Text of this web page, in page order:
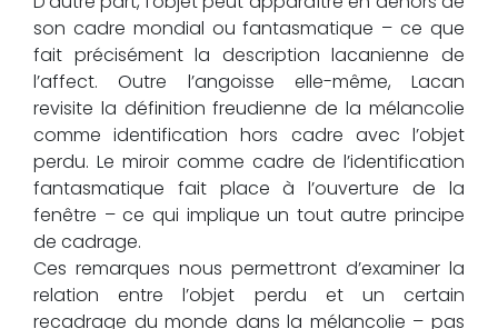
son cadre mondial ou fantasmatique – ce que
fait précisément la description lacanienne de
l’affect. Outre l’angoisse elle-même, Lacan
revisite la définition freudienne de la mélancolie
comme identification hors cadre avec l’objet
perdu. Le miroir comme cadre de l’identification
fantasmatique fait place à l’ouverture de la
fenêtre – ce qui implique un tout autre principe
de cadrage.
Ces remarques nous permettront d’examiner la
relation entre l’objet perdu et un certain
recadrage du monde dans la mélancolie – pas